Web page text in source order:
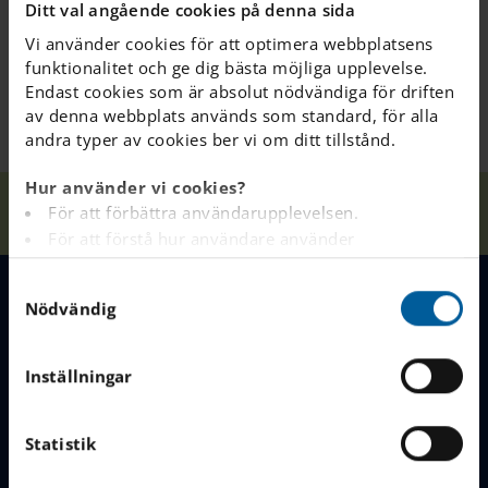
Ditt val angående cookies på denna sida
Vi använder cookies för att optimera webbplatsens
funktionalitet och ge dig bästa möjliga upplevelse.
Endast cookies som är absolut nödvändiga för driften
av denna webbplats används som standard, för alla
andra typer av cookies ber vi om ditt tillstånd.
Hur använder vi cookies?
För att förbättra användarupplevelsen.
För att förstå hur användare använder
webbplatsen.
Analys av webbplatsen i marknadsförings- och
reklamsyfte.
webbplatser baserat på dina intressen.
För att spåra om en besökare är inloggad eller inte.
tredjepartsleverantörer som Google, Facebook,
Nödvändig
Inställningar
Statistik
Årskurs 9 startar kl. 10.00, äter lunch kl. 12.20 och slutar
efter lunch.
Hem
Våra
skolor
Hässelby Nyheter
skolan 25/26
MENY
Våra skolor